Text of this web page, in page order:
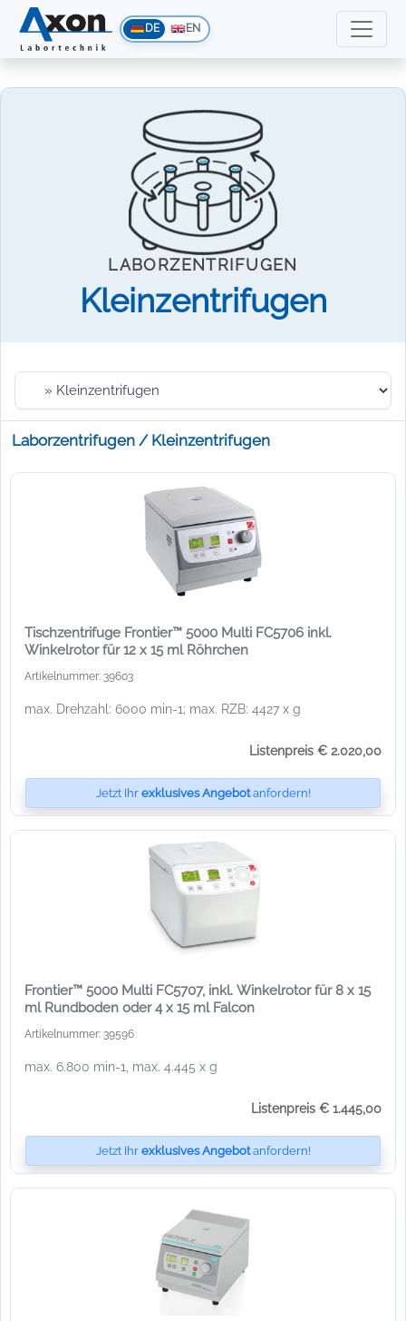
DE EN
LABORZENTRIFUGEN
Kleinzentrifugen
Laborzentrifugen / Kleinzentrifugen
Tischzentrifuge Frontier™ 5000 Multi FC5706 inkl.
Winkelrotor für 12 x 15 ml Röhrchen
Artikelnummer: 39603
max. Drehzahl: 6000 min-1; max. RZB: 4427 x g
Listenpreis € 2.020,00
Jetzt Ihr exklusives Angebotanfordern!
Frontier™ 5000 Multi FC5707, inkl. Winkelrotor für 8 x 15
ml Rundboden oder 4 x 15 ml Falcon
Artikelnummer: 39596
max. 6.800 min-1, max. 4.445 x g
Listenpreis € 1.445,00
Jetzt Ihr exklusives Angebotanfordern!